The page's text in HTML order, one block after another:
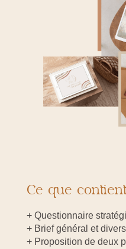
Ce que
+ Questionnaire
+ Brief général et
+ Proposition de deux